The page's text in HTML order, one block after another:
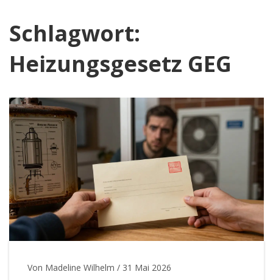
Schlagwort:
Heizungsgesetz GEG
Von Madeline Wilhelm / 31 Mai 2026